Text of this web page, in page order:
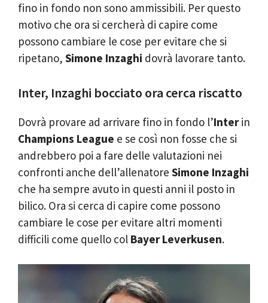
fino in fondo non sono ammissibili. Per questo
motivo che ora si cercherà di capire come
possono cambiare le cose per evitare che si
ripetano, Simone Inzaghi dovrà lavorare tanto.
Inter, Inzaghi bocciato ora cerca riscatto
Dovrà provare ad arrivare fino in fondo l’Interin
Champions League e se così non fosse che si
andrebbero poi a fare delle valutazioni nei
confronti anche dell’allenatore Simone Inzaghi
che ha sempre avuto in questi anni il posto in
bilico. Ora si cerca di capire come possono
cambiare le cose per evitare altri momenti
difficili come quello col Bayer Leverkusen.